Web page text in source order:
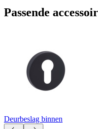
Passende
Deurbeslag binnen